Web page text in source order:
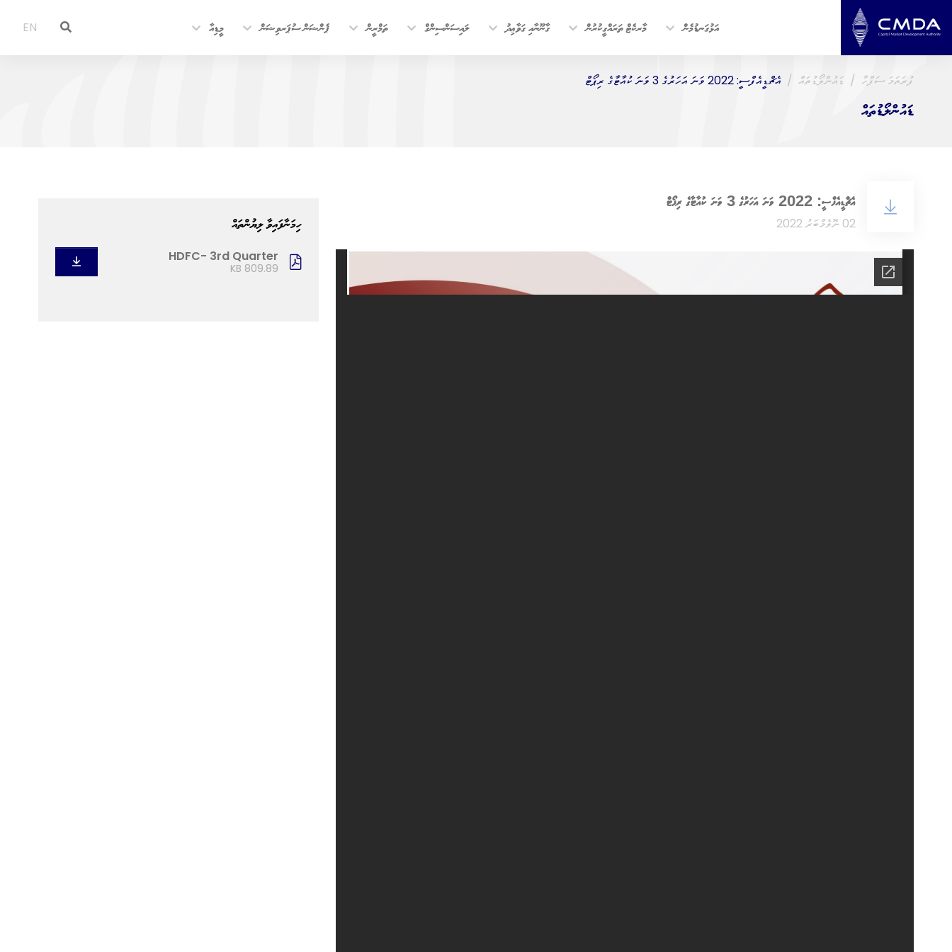
އަޅުގަނޑުމެން މާރކެޓް ތަރައްގީކުރުން ގާނޫނާއި ގަވާޢިދު ލައިސަންސިންގް ތަމްރީން ޕެންޝަން ސުޕަރވިޝަން މީޑިއާ EN
ފުރަތަމަ ސަފްހާ ޑައުންލޯޑުތައް އެޗްޑީއެފްސީ: 2022 ވަނަ އަހަރުގެ 3 ވަނަ ކުއާޓާގެ ރިޕޯޓް
ޑައުންލޯޑުތައް
އެޗްޑީއެފްސީ: 2022 ވަނަ އަހަރުގެ 3 ވަނަ ކުއާޓާގެ ރިޕޯޓް
02 ނޮވެމްބަރު 2022 ހިމަނާފައިވާ ލިޔުންތައް
HDFC- 3rd Quarter
809.89 KB